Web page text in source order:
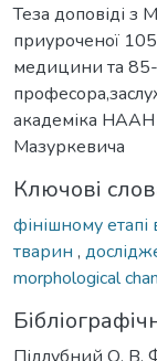
Теза доповіді з
приуроченої
медицини та
академіка НААН
Мазуркевича
Ключові
фінішному етапі
тварин ,
morphological